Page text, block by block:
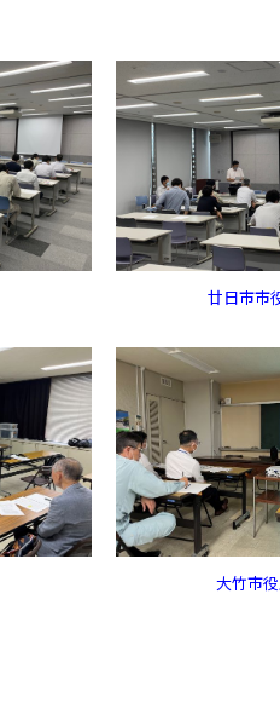
廿日市市
大竹市